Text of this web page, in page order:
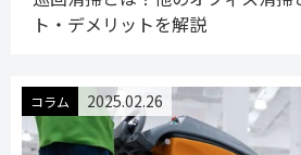
ト・デメリットを解説
コラム 2025.02.26